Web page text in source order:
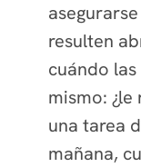
resulten
cuándo
mismo:
una tarea
mañana,